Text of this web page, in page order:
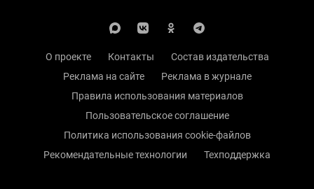
О проекте Контакты
Состав издательства
Реклама на сайте
Реклама в журнале
Правила использования материалов
Пользовательское соглашение
Политика использования cookie-файлов
Рекомендательные технологии
Техподдержка